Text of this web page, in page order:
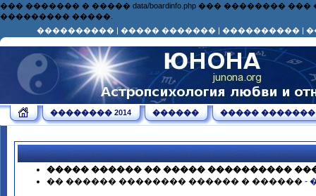
��� ������� � ����� data/boardinfo.php ���
��������� �����.
���������� | ����� ������� | ���������� |
�������� 2014 ������ ����� �������
����� ������ �� ����� ����������
�� ������ �������� ������ � ������ -